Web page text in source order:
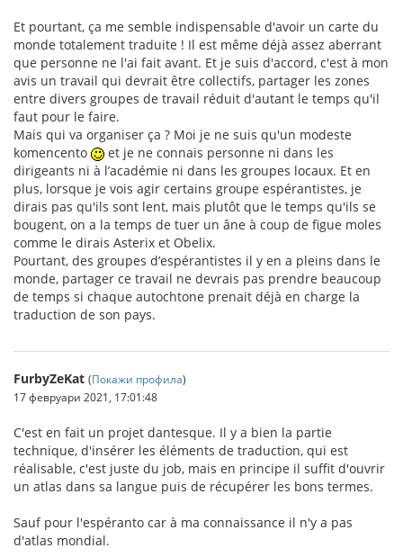
Et pourtant, ça me semble indispensable d'avoir un carte du
monde totalement traduite ! Il est même déjà assez aberrant
que personne ne l'ai fait avant. Et je suis d'accord, c'est à mon
avis un travail qui devrait être collectifs, partager les zones
entre divers groupes de travail réduit d'autant le temps qu'il
faut pour le faire.
Mais qui va organiser ça ? Moi je ne suis qu'un modeste
komencento
et je ne connais personne ni dans les
dirigeants ni à l’académie ni dans les groupes locaux. Et en
plus, lorsque je vois agir certains groupe espérantistes, je
dirais pas qu'ils sont lent, mais plutôt que le temps qu'ils se
bougent, on a la temps de tuer un âne à coup de figue moles
comme le dirais Asterix et Obelix.
Pourtant, des groupes d’espérantistes il y en a pleins dans le
monde, partager ce travail ne devrais pas prendre beaucoup
de temps si chaque autochtone prenait déjà en charge la
traduction de son pays.
FurbyZeKat (Покажи профила)
17 февруари 2021, 17:01:48
C'est en fait un projet dantesque. Il y a bien la partie
technique, d'insérer les éléments de traduction, qui est
réalisable, c'est juste du job, mais en principe il suffit d'ouvrir
un atlas dans sa langue puis de récupérer les bons termes.
Sauf pour l'espéranto car à ma connaissance il n'y a pas
d'atlas mondial.